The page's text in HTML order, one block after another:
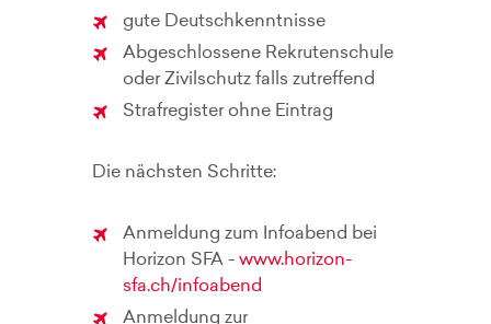
gute Deutschkenntnisse
Abgeschlossene Rekrutenschule
oder Zivilschutz falls zutreffend
Strafregister ohne Eintrag
Die nächsten Schritte:
Anmeldung zum Infoabend bei
Horizon SFA - www.horizon-
sfa.ch/infoabend
Anmeldung zur